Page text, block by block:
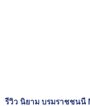
รีวิว นิยาม บรมราชชนนี